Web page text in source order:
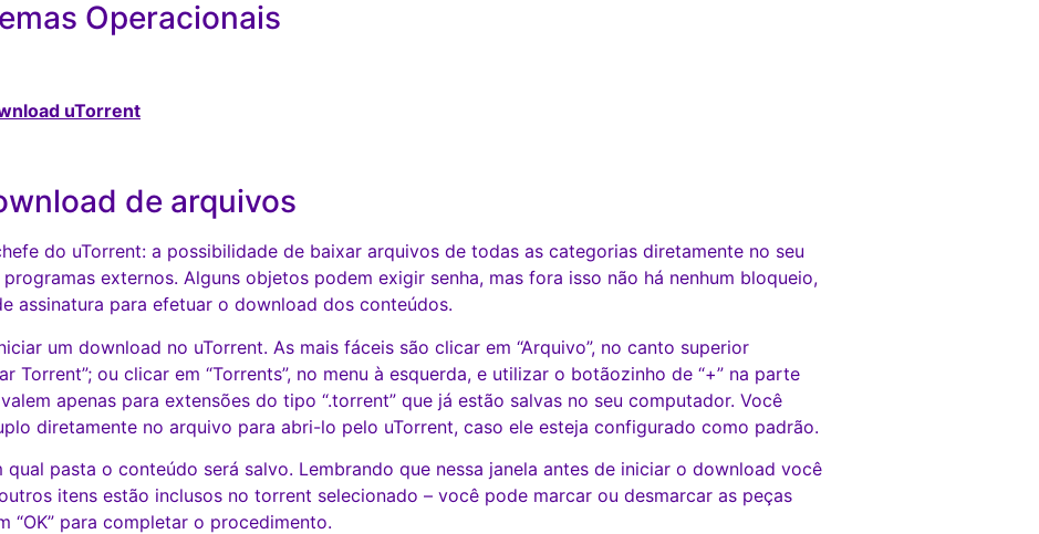
Operacionais
uTorrent
de arquivos
do uTorrent: a possibilidade de baixar arquivos de todas as categorias diretamente no seu
externos. Alguns objetos podem exigir senha, mas fora isso não há nenhum bloqueio,
assinatura para efetuar o download dos conteúdos.
um download no uTorrent. As mais fáceis são clicar em “Arquivo”, no canto superior
Torrent”; ou clicar em “Torrents”, no menu à esquerda, e utilizar o botãozinho de “+” na parte
apenas para extensões do tipo “.torrent” que já estão salvas no seu computador. Você
diretamente no arquivo para abri-lo pelo uTorrent, caso ele esteja configurado como padrão.
qual pasta o conteúdo será salvo. Lembrando que nessa janela antes de iniciar o download você
itens estão inclusos no torrent selecionado – você pode marcar ou desmarcar as peças
“OK” para completar o procedimento.